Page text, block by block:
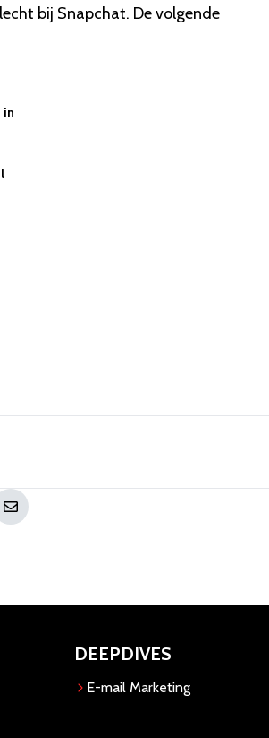
bij Snapchat. De volgende
in
DEEPDIVES
E-mail Marketing